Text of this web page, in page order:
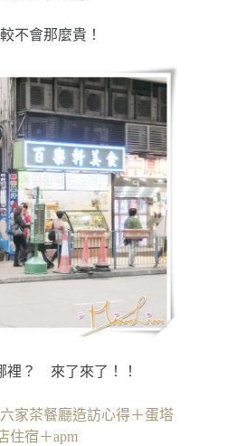
不會那麼貴！
裡？ 來了來了！！
家茶餐廳造訪心得＋蛋塔
住宿＋apm